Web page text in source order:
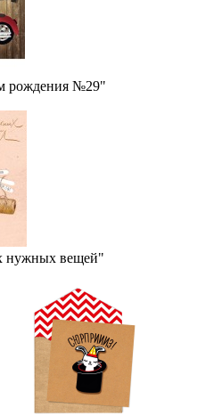
рождения №29"
нужных вещей"